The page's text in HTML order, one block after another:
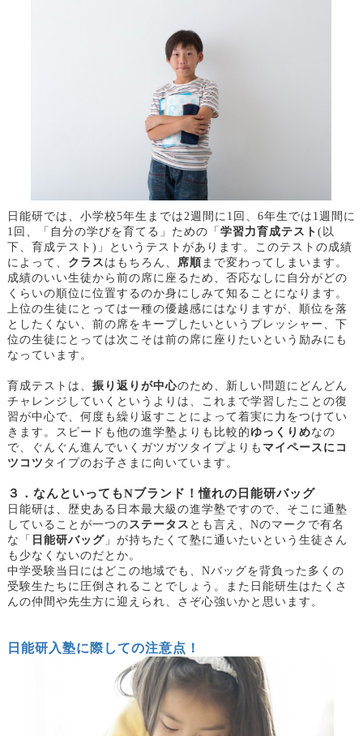
日能研では、小学校5年生までは2週間に1回、6年生では1週間に
1回、「自分の学びを育てる」ための「 学習力育成テスト (以
下、育成テスト)」というテストがあります。このテストの成績
によって、 クラス はもちろん、 席順 まで変わってしまいます。
成績のいい生徒から前の席に座るため、否応なしに自分がどの
くらいの順位に位置するのか身にしみて知ることになります。
上位の生徒にとっては一種の優越感にはなりますが、順位を落
としたくない、前の席をキープしたいというプレッシャー、下
位の生徒にとっては次こそは前の席に座りたいという励みにも
なっています。
育成テストは、 振り返りが中心のため、新しい問題にどんどん
チャレンジしていくというよりは、これまで学習したことの復
習が中心で、何度も繰り返すことによって着実に力をつけてい
きます。スピードも他の進学塾よりも比較的 ゆっくりめなの
で、ぐんぐん進んでいくガツガツタイプよりも マイペースにコ
ツコツ タイプのお子さまに向いています。
３．なんといってもNブランド！憧れの日能研バッグ
日能研は、歴史ある日本最大級の進学塾ですので、そこに通塾
していることが一つのステータス とも言え、 Nのマークで有名
な「 日能研バッグ」が持ちたくて塾に通いたいという生徒さん
も少なくないのだとか。
中学受験当日にはどこの地域でも、 Nバッグを背負った多くの
受験生たちに圧倒されることでしょう。また日能研生はたくさ
んの仲間や先生方に迎えられ、さぞ心強いかと思います。
日能研入塾に際しての注意点！